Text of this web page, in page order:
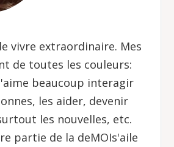
vivre extraordinaire. Mes
de toutes les couleurs:
beaucoup interagir
les aider, devenir
les nouvelles, etc.
partie de la deMOIs'aile